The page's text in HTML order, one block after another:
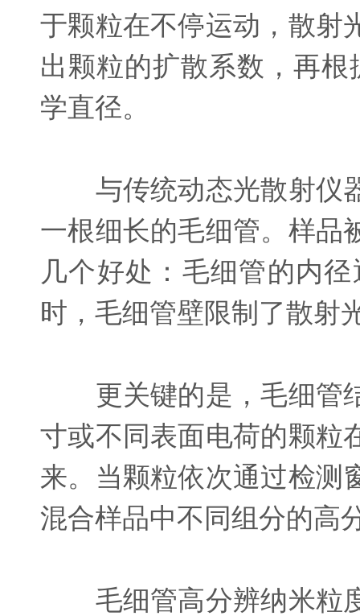
于颗粒在不停运动，散射
出颗粒的扩散系数，再
学直径。
与传统动态光散射仪器
一根细长的毛细管。样品
几个好处：毛细管的内
时，毛细管壁限制了散射
更关键的是，毛细管结
寸或不同表面电荷的颗粒
来。当颗粒依次通过检测
混合样品中不同组分的高
毛细管高分辨纳米粒度